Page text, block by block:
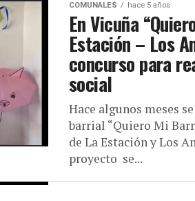
COMUNALES hace 5 años
En Vicuña
Estación – Los
concurso para
social
Hace algunos meses
barrial “Quiero Mi
de La Estación y Los
proyecto se...